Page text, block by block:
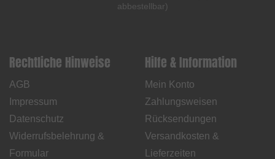
abbestellbar)
Rechtliche Hinweise
AGB
Impressum
Datenschutz
Widerrufsbelehrung &
Formular
Hilfe & Information
Mein Konto
Zahlungsweisen
Rücksendungen
Versandkosten &
Lieferzeiten